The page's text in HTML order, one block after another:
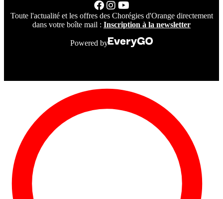
Toute l'actualité et les offres des Chorégies d'Orange directement
dans votre boîte mail : Inscription à la newsletter
Powered by